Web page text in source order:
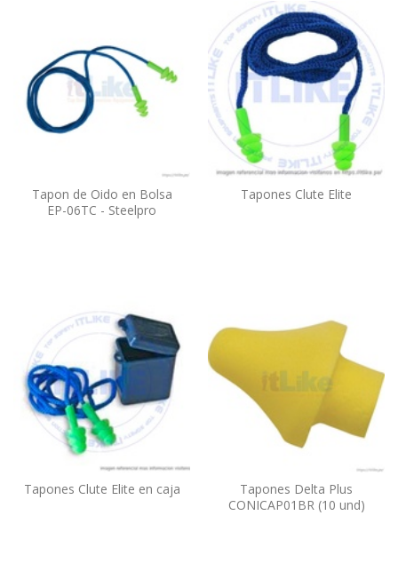
Tapon de Oido en Bolsa
EP-06TC - Steelpro
Tapones Clute Elite
Tapones Clute Elite en caja
Tapones Delta Plus
CONICAP01BR (10 und)